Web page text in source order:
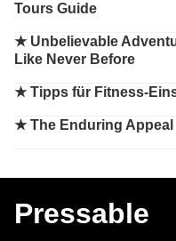
Tours Guide
★ Unbelievable
Like Never Before
★Tipps für Fitness-
★The Enduring
Pressable